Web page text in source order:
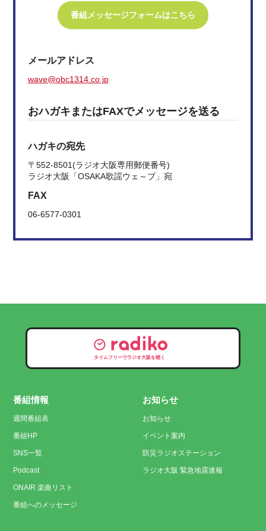
番組メッセージフォームはこちら
メールアドレス
wave@obc1314.co.jp
おハガキまたはFAXでメッセージを送る
ハガキの宛先
〒552-8501(ラジオ大阪専用郵便番号)
ラジオ大阪「OSAKA歌謡ウェ～ブ」宛
FAX
06-6577-0301
タイムフリーでラジオ大阪を聴く
番組情報
週間番組表
番組HP
SNS一覧
Podcast
ONAIR 楽曲リスト
番組へのメッセージ
お知らせ
お知らせ
イベント案内
防災ラジオステーション
ラジオ大阪 緊急地震速報